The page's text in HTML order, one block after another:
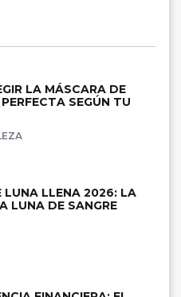
LA MÁSCARA DE
SEGÚN TU
LUNA LLENA 2026: LA
LUNA DE SANGRE